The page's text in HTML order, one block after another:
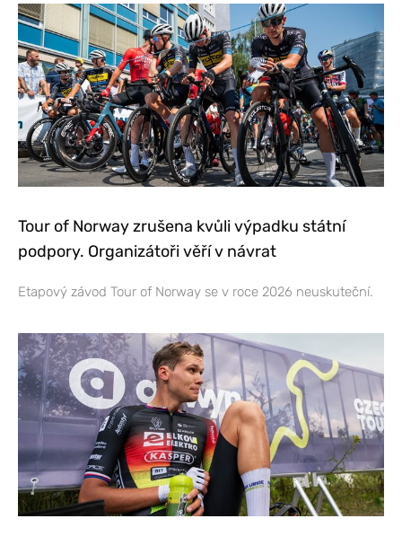
Tour of Norway zrušena kvůli výpadku státní
podpory. Organizátoři věří v návrat
Etapový závod Tour of Norway se v roce 2026 neuskuteční.